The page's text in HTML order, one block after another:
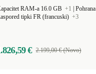
RAM-a 16.0 GB +1
tipki FR (francuski) +3
€ 2.199,00 € (Novo)